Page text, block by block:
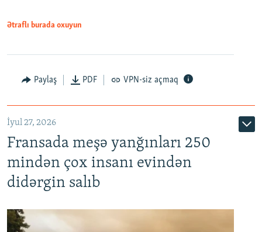
Ətraflı burada oxuyun
Paylaş PDF VPN-siz açmaq
İyul 27, 2026
Fransada meşə yanğınları 250
mindən çox insanı evindən
didərgin salıb